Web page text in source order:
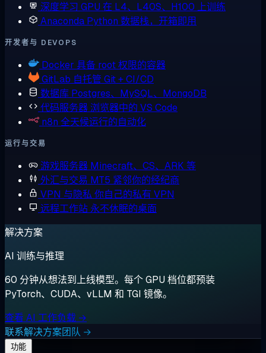
深度学习 GPU 在 L4、L40S、H100 上训练
Anaconda Python 数据栈，开箱即用
开发者与 DEVOPS
Docker 具备 root 权限的容器
GitLab 自托管 Git + CI/CD
数据库 Postgres、MySQL、MongoDB
代码服务器 浏览器中的 VS Code
n8n 全天候运行的自动化
运行与交易
游戏服务器 Minecraft、CS、ARK 等
外汇与交易 MT5 紧邻你的经纪商
VPN 与隐私 你自己的私有 VPN
远程工作站 永不休眠的桌面
解决方案
AI 训练与推理
60 分钟从想法到上线模型。每个 GPU 档位都预装
PyTorch、CUDA、vLLM 和 TGI 镜像。
查看 AI 工作负载 →
联系解决方案团队 →